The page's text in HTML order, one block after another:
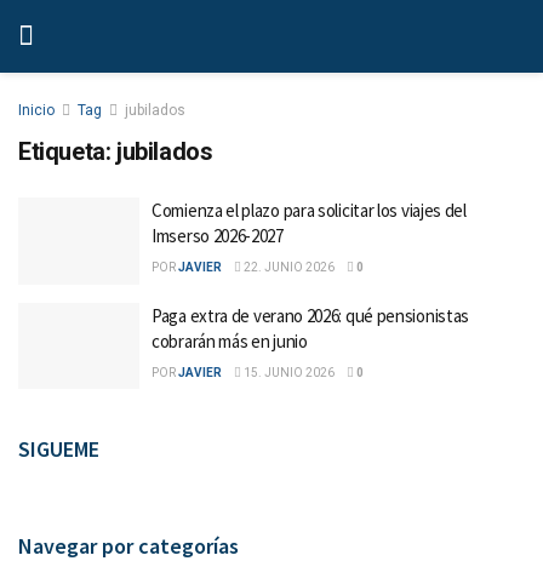
Inicio Tag jubilados
Etiqueta: jubilados
Comienza el plazo para solicitar los viajes del
Imserso 2026-2027
PORJAVIER 22. JUNIO 2026 0
Paga extra de verano 2026: qué pensionistas
cobrarán más en junio
PORJAVIER 15. JUNIO 2026 0
SIGUEME
Navegar por categorías